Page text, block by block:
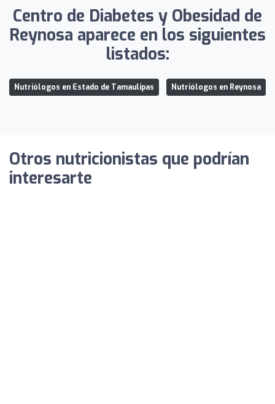
Centro de Diabetes y Obesidad de
Reynosa aparece en los siguientes
listados:
Nutriólogos en Estado de Tamaulipas Nutriólogos en Reynosa
Otros nutricionistas que podrían
interesarte